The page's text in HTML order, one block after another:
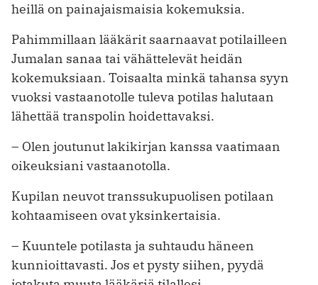
heillä on painajaismaisia kokemuksia.
Pahimmillaan lääkärit saarnaavat potilailleen
Jumalan sanaa tai vähättelevät heidän
kokemuksiaan. Toisaalta minkä tahansa syyn
vuoksi vastaanotolle tuleva potilas halutaan
lähettää transpolin hoidettavaksi.
– Olen joutunut lakikirjan kanssa vaatimaan
oikeuksiani vastaanotolla.
Kupilan neuvot transsukupuolisen potilaan
kohtaamiseen ovat yksinkertaisia.
– Kuuntele potilasta ja suhtaudu häneen
kunnioittavasti. Jos et pysty siihen, pyydä